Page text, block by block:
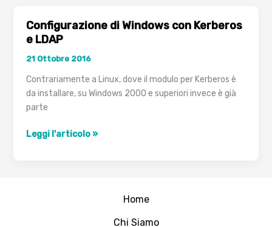
Configurazione di Windows con Kerberos
e LDAP
21 Ottobre 2016
Contrariamente a Linux, dove il modulo per Kerberos è
da installare, su Windows 2000 e superiori invece è già
parte
Configurazione
Leggi l'articolo »
Home
Chi Siamo